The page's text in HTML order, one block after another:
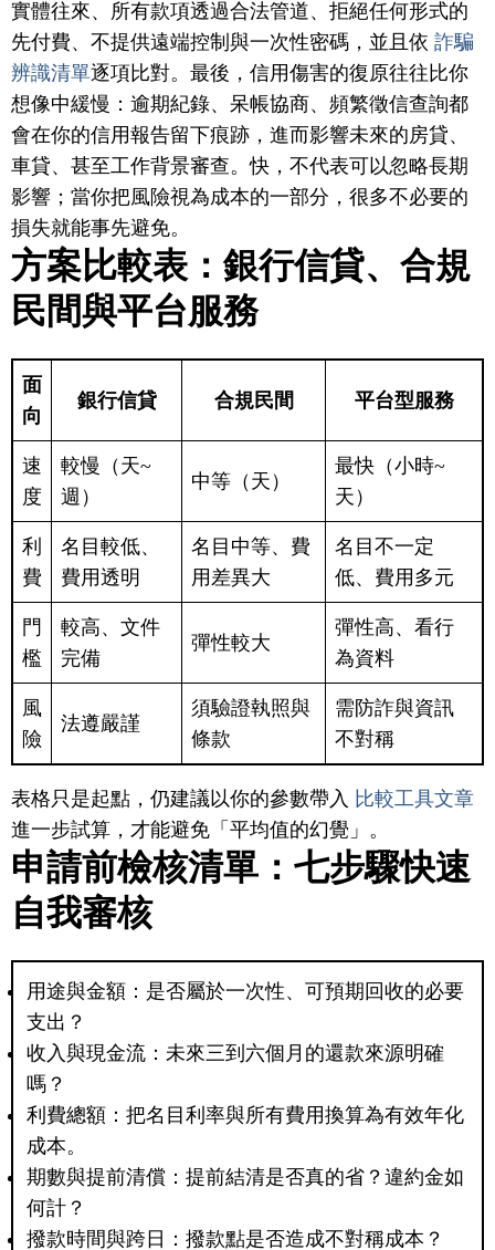
實體往來、所有款項透過合法管道、拒絕任何形式的
先付費、不提供遠端控制與一次性密碼，並且依 詐騙
辨識清單逐項比對。最後，信用傷害的復原往往比你
想像中緩慢：逾期紀錄、呆帳協商、頻繁徵信查詢都
會在你的信用報告留下痕跡，進而影響未來的房貸、
車貸、甚至工作背景審查。快，不代表可以忽略長期
影響；當你把風險視為成本的一部分，很多不必要的
損失就能事先避免。
方案比較表：銀行信貸、合規
民間與平台服務
面
向
銀行信貸 合規民間 平台型服務
速
度
較慢（天~
週）
中等（天）
最快（小時~
天）
利
費
名目較低、
費用透明
名目中等、費
用差異大
名目不一定
低、費用多元
門
檻
較高、文件
完備
彈性較大
彈性高、看行
為資料
風
險
法遵嚴謹
須驗證執照與
條款
需防詐與資訊
不對稱
表格只是起點，仍建議以你的參數帶入 比較工具文章
進一步試算，才能避免「平均值的幻覺」。
申請前檢核清單：七步驟快速
自我審核
用途與金額：是否屬於一次性、可預期回收的必要
支出？
收入與現金流：未來三到六個月的還款來源明確
嗎？
利費總額：把名目利率與所有費用換算為有效年化
成本。
期數與提前清償：提前結清是否真的省？違約金如
何計？
撥款時間與跨日：撥款點是否造成不對稱成本？